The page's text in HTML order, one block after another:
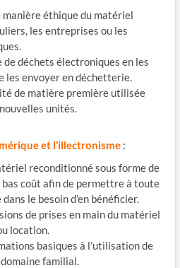
éthique du matériel
les entreprises ou les
de déchets électroniques en les
les envoyer en déchetterie.
de matière première utilisée
unités.
et l’illectronisme:
reconditionné sous forme de
coût afin de permettre à toute
le besoin d’en bénéficier.
de prises en main du matériel
location.
basiques à l’utilisation de
familial.